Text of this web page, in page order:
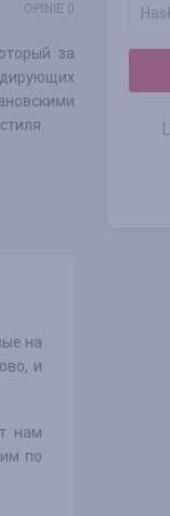
OPINIE 0
за
на
и
нам
по